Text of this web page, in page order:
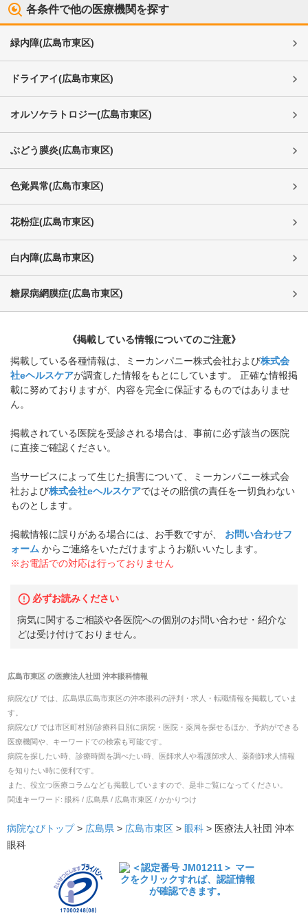
各条件で他の医療機関を探す
緑内障(広島市東区)
ドライアイ(広島市東区)
オルソケラトロジー(広島市東区)
ぶどう膜炎(広島市東区)
色覚異常(広島市東区)
花粉症(広島市東区)
白内障(広島市東区)
糖尿病網膜症(広島市東区)
《掲載している情報についてのご注意》
掲載している各種情報は、ミーカンパニー株式会社および株式会
社eヘルスケアが調査した情報をもとにしています。 正確な情報掲
載に努めておりますが、内容を完全に保証するものではありませ
ん。
掲載されている医院を受診される場合は、事前に必ず該当の医院
に直接ご確認ください。
当サービスによって生じた損害について、ミーカンパニー株式会
社および株式会社eヘルスケアではその賠償の責任を一切負わない
ものとします。
掲載情報に誤りがある場合には、お手数ですが、
お問い合わせフ
ォーム からご連絡をいただけますようお願いいたします。
※お電話での対応は行っておりません
必ずお読みください
病気に関するご相談や各医院への個別のお問い合わせ・紹介な
どは受け付けておりません。
広島市東区の医療法人社団 沖本眼科情報
病院なび では、 広島県広島市東区の沖本眼科の評判・求人・転職情報を掲載していま
す。
病院なび では市区町村別/診療科目別に病院・医院・薬局を探せるほか、予約ができる
医療機関や、キーワードでの検索も可能です。
病院を探したい時、診療時間を調べたい時、医師求人や看護師求人、薬剤師求人情報
を知りたい時に便利です。
また、役立つ医療コラムなども掲載していますので、是非ご覧になってください。
関連キーワード: 眼科 / 広島県 / 広島市東区 / かかりつけ
病院なびトップ > 広島県 > 広島市東区 > 眼科 > 医療法人社団 沖本
眼科